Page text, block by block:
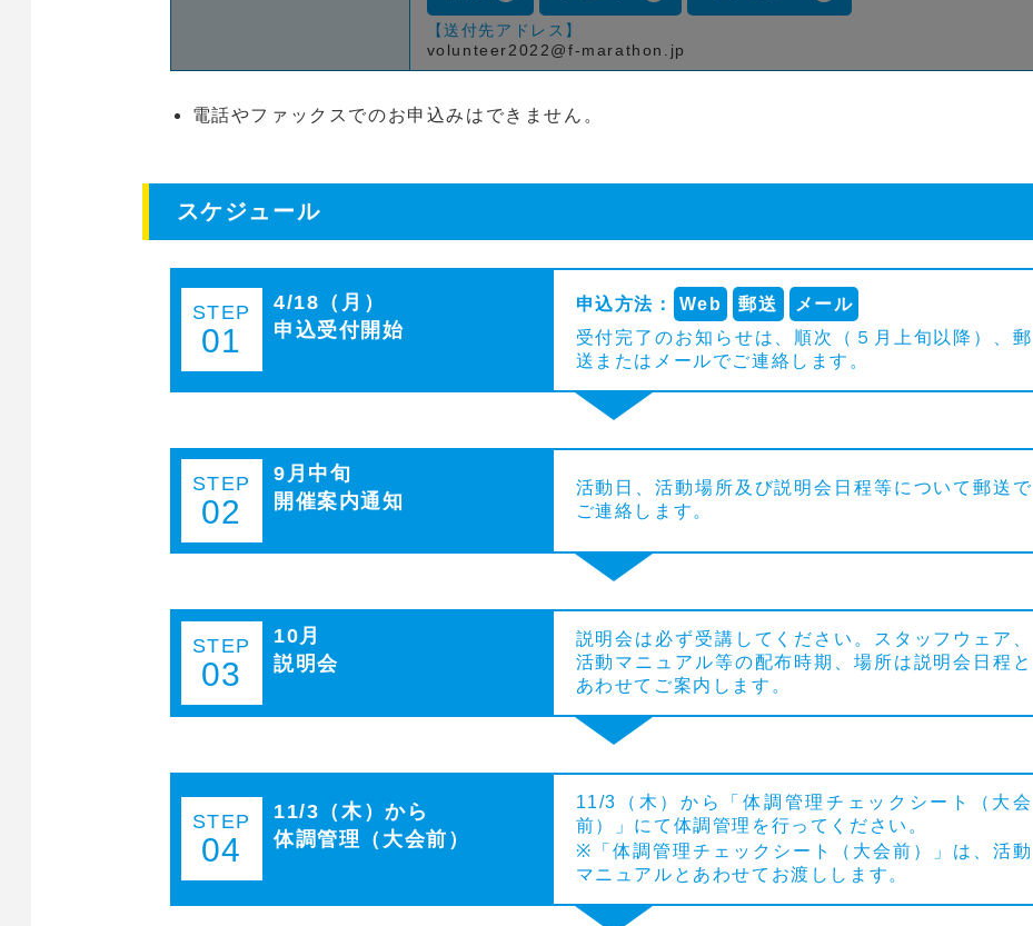
【送付先アドレス】
volunteer2022@f-marathon.jp
電話やファックスでのお申込みはできません。
スケジュール
STEP
01
4/18（月）
申込受付開始
申込方法： Web 郵送
メール
受付完了のお知らせは、順次（５月上旬以降）、郵
送またはメールでご連絡します。
STEP
02
9月中旬
開催案内通知
活動日、活動場所及び説明会日程等について郵送で
ご連絡します。
STEP
03
10月
説明会
説明会は必ず受講してください。スタッフウェア、
活動マニュアル等の配布時期、場所は説明会日程と
あわせてご案内します。
STEP
04
11/3（木）から
体調管理（大会前）
11/3（木）から「体調管理チェックシート（大会
前）」にて体調管理を行ってください。
※「体調管理チェックシート（大会前）」は、活動
マニュアルとあわせてお渡しします。